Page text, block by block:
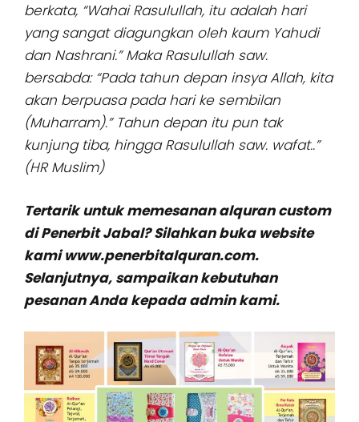
berkata, “Wahai Rasulullah, itu adalah hari
yang sangat diagungkan oleh kaum Yahudi
dan Nashrani.” Maka Rasulullah saw.
bersabda: “Pada tahun depan insya Allah, kita
akan berpuasa pada hari ke sembilan
(Muharram).” Tahun depan itu pun tak
kunjung tiba, hingga Rasulullah saw. wafat..”
(HR Muslim)
Tertarik untuk memesanan alquran custom
di Penerbit Jabal? Silahkan buka website
kami www.penerbitalquran.com.
Selanjutnya, sampaikan kebutuhan
pesanan Anda kepada admin kami.